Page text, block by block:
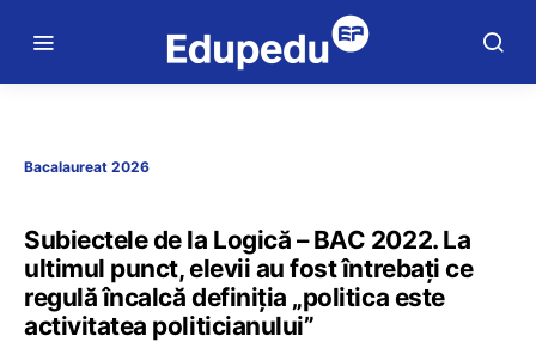
Bacalaureat 2026
Subiectele de la Logică – BAC 2022. La
ultimul punct, elevii au fost întrebați ce
regulă încalcă definiția „politica este
activitatea politicianului”